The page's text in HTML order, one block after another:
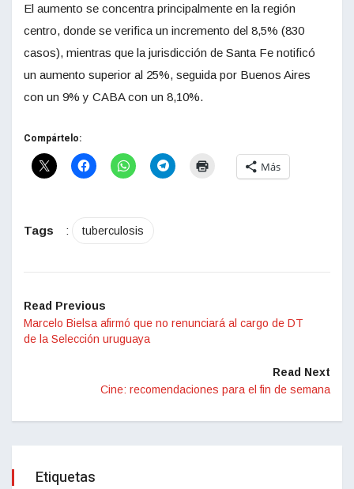
El aumento se concentra principalmente en la región
centro, donde se verifica un incremento del 8,5% (830
casos), mientras que la jurisdicción de Santa Fe notificó
un aumento superior al 25%, seguida por Buenos Aires
con un 9% y CABA con un 8,10%.
Compártelo:
Más
Tags : tuberculosis
Read Previous
Marcelo Bielsa afirmó que no renunciará al cargo de DT
de la Selección uruguaya
Read Next
Cine: recomendaciones para el fin de semana
Etiquetas